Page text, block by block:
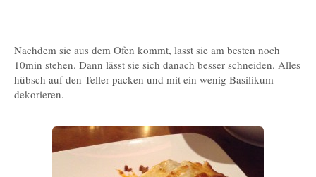
Nachdem sie aus dem Ofen kommt, lasst sie am besten noch
10min stehen. Dann lässt sie sich danach besser schneiden. Alles
hübsch auf den Teller packen und mit ein wenig Basilikum
dekorieren.